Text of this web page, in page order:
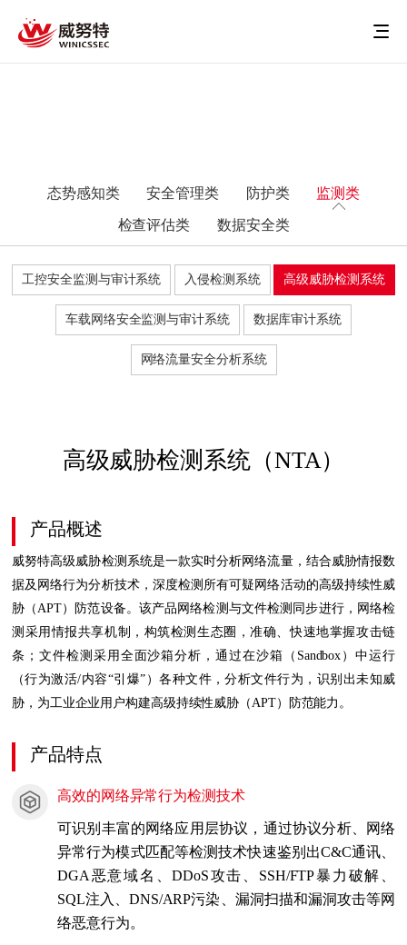
态势感知类 安全管理类 防护类 监测类
检查评估类 数据安全类
工控安全监测与审计系统 入侵检测系统 高级威胁检测系统
车载网络安全监测与审计系统 数据库审计系统
网络流量安全分析系统
高级威胁检测系统（NTA）
产品概述
威努特高级威胁检测系统是一款实时分析网络流量，结合威胁情报数
据及网络行为分析技术，深度检测所有可疑网络活动的高级持续性威
胁（APT）防范设备。该产品网络检测与文件检测同步进行，网络检
测采用情报共享机制，构筑检测生态圈，准确、快速地掌握攻击链
条；文件检测采用全面沙箱分析，通过在沙箱（Sandbox）中运行
（行为激活/内容“引爆”）各种文件，分析文件行为，识别出未知威
胁，为工业企业用户构建高级持续性威胁（APT）防范能力。
产品特点
高效的网络异常行为检测技术
可识别丰富的网络应用层协议，通过协议分析、网络
异常行为模式匹配等检测技术快速鉴别出C&C通讯、
DGA恶意域名、DDoS攻击、SSH/FTP暴力破解、
SQL注入、DNS/ARP污染、漏洞扫描和漏洞攻击等网
络恶意行为。